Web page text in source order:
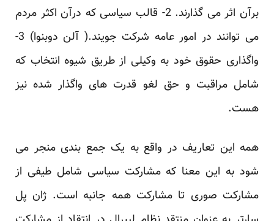
برآن اثر می گذارند. 2- قالب سیاسی که درآن اکثر ‏مردم
می توانند در امور عامه شرکت جویند.( آلن دوبنوا) 3-
واگذاری حقوق خود به وکیلی از طریق شیوه ‏انتخاب که
شامل مراقبت و حق لغو قدرت های واگذار شده نیز
هست.‏
همه این تعاریف در واقع به یک جمع بندی منجر می
شود به این معنا که مشارکت سیاسی شامل طیفی از
‏مشارکت صوری تا مشارکت همه جانبه است. ژان پل